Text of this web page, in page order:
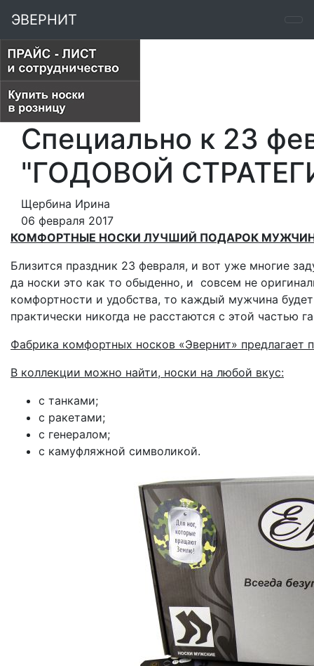
ЭВЕРНИТ
Специально к 23
"ГОДОВОЙ
Щербина Ирина
06 февраля 2017
КОМФОРТНЫЕ НОСКИ ЛУЧШИЙ ПОДАРОК
Близится праздник 23 февраля, и вот уже многие
да носки это как то обыденно, и совсем не
комфортности и удобства, то каждый мужчина
практически никогда не расстаются с этой частью
Фабрика комфортных носков «Эвернит»
В коллекции можно найти, носки на любой вкус:
с танками;
с ракетами;
с генералом;
с камуфляжной символикой.